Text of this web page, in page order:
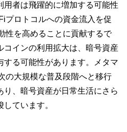
用者は飛躍的に増加する可能性
プロトコルへの資金流入を促
性を高めることに貢献するで
コインの利用拡大は、暗号資産
する可能性があります。メタマ
の大規模な普及段階へと移行
、暗号資産が日常生活にさら
ています。